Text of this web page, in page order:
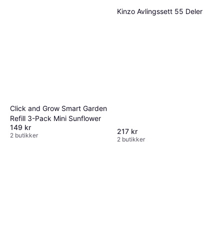
Click and Grow Smart Garden
Refill 3-Pack Mini Sunflower
149 kr
2 butikker
Kinzo Avlingssett 55 Deler
217 kr
2 butikker